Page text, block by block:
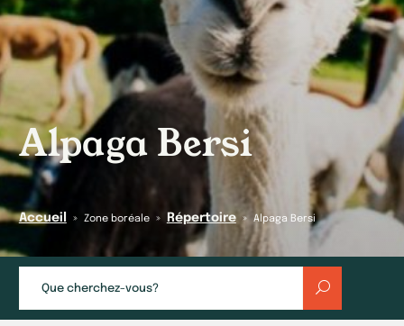
Alpaga Bersi
Accueil » Zone boréale » Répertoire » Alpaga Bersi